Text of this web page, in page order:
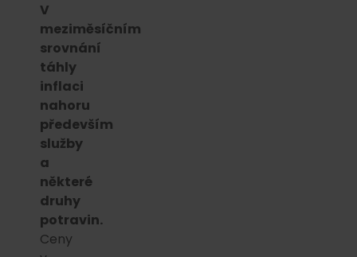
V
meziměsíčním
srovnání
táhly
inflaci
nahoru
především
služby
a
některé
druhy
potravin.
Ceny